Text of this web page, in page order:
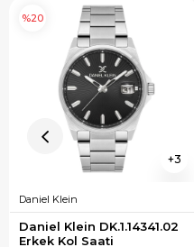
3
Daniel Klein
Daniel Klein DK.1.14341.02
Erkek Kol Saati
%20